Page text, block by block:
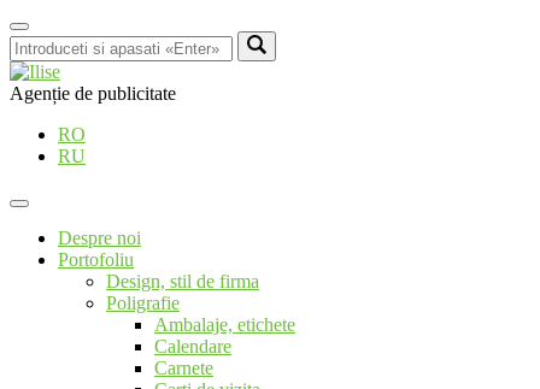
Agenție de publicitate
RO
RU
Despre noi
Portofoliu
Design, stil de firma
Poligrafie
Ambalaje, etichete
Calendare
Carnete